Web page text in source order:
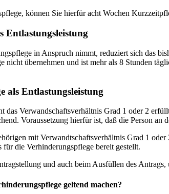
können Sie hierfür acht Wochen
Entlastungsleistung
in Anspruch nimmt, reduziert sich das
übernehmen und ist mehr als 8 Stunden
als Entlastungsleistung
das Verwandschaftsverhältnis Grad 1 oder 2
Voraussetzung hierfür ist, daß die Person
mit Verwandtschaftsverhältnis Grad 1
für die Verhinderungspflege bereit gestellt.
und auch beim Ausfüllen des
geltend machen?